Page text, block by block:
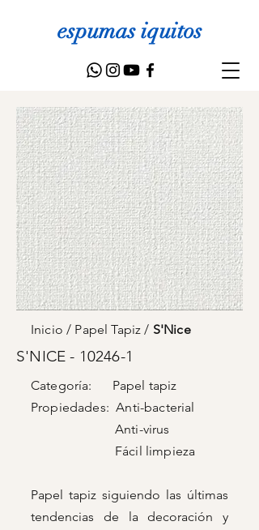
espumas iquitos
Inicio/ Papel Tapiz/ S'Nice
S'NICE - 10246-1
Categoría: Papel tapiz
Propiedades: Anti-bacterial
Anti-virus
Fácil limpieza
Papel tapiz siguiendo las últimas
tendencias de la decoración y